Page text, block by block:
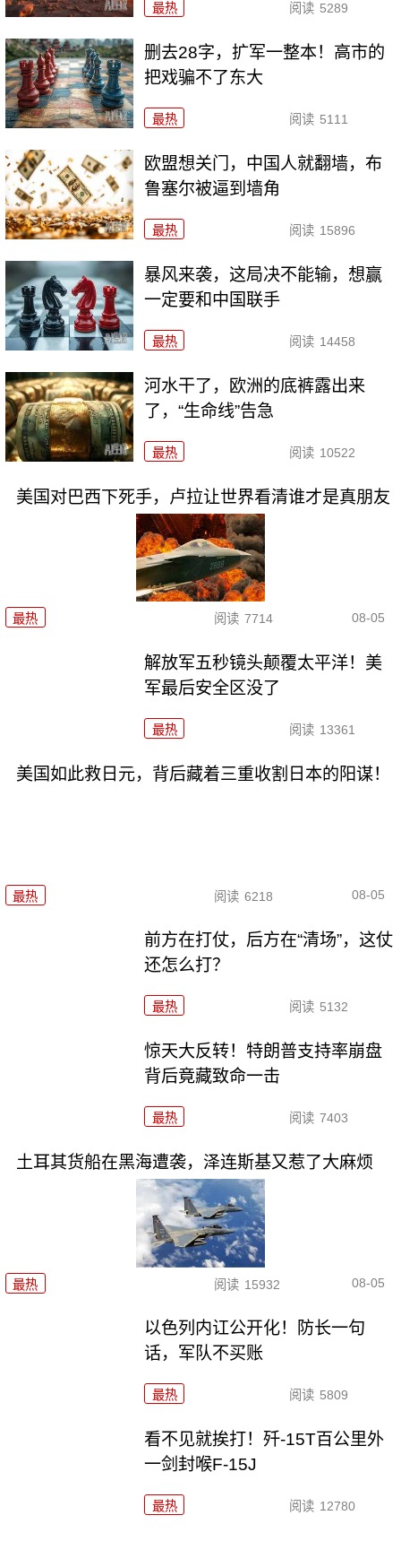
最热 阅读 5289
删去28字，扩军一整本！高市的
把戏骗不了东大
最热 阅读 5111
欧盟想关门，中国人就翻墙，布
鲁塞尔被逼到墙角
最热 阅读 15896
暴风来袭，这局决不能输，想赢
一定要和中国联手
最热 阅读 14458
河水干了，欧洲的底裤露出来
了，“生命线”告急
最热 阅读 10522
美国对巴西下死手，卢拉让世界看清谁才是真朋友
最热 阅读 7714 08-05
解放军五秒镜头颠覆太平洋！美
军最后安全区没了
最热 阅读 13361
美国如此救日元，背后藏着三重收割日本的阳谋！
最热 阅读 6218 08-05
前方在打仗，后方在“清场”，这仗
还怎么打？
最热 阅读 5132
惊天大反转！特朗普支持率崩盘
背后竟藏致命一击
最热 阅读 7403
土耳其货船在黑海遭袭，泽连斯基又惹了大麻烦
最热 阅读 15932 08-05
以色列内讧公开化！防长一句
话，军队不买账
最热 阅读 5809
看不见就挨打！歼-15T百公里外
一剑封喉F-15J
最热 阅读 12780